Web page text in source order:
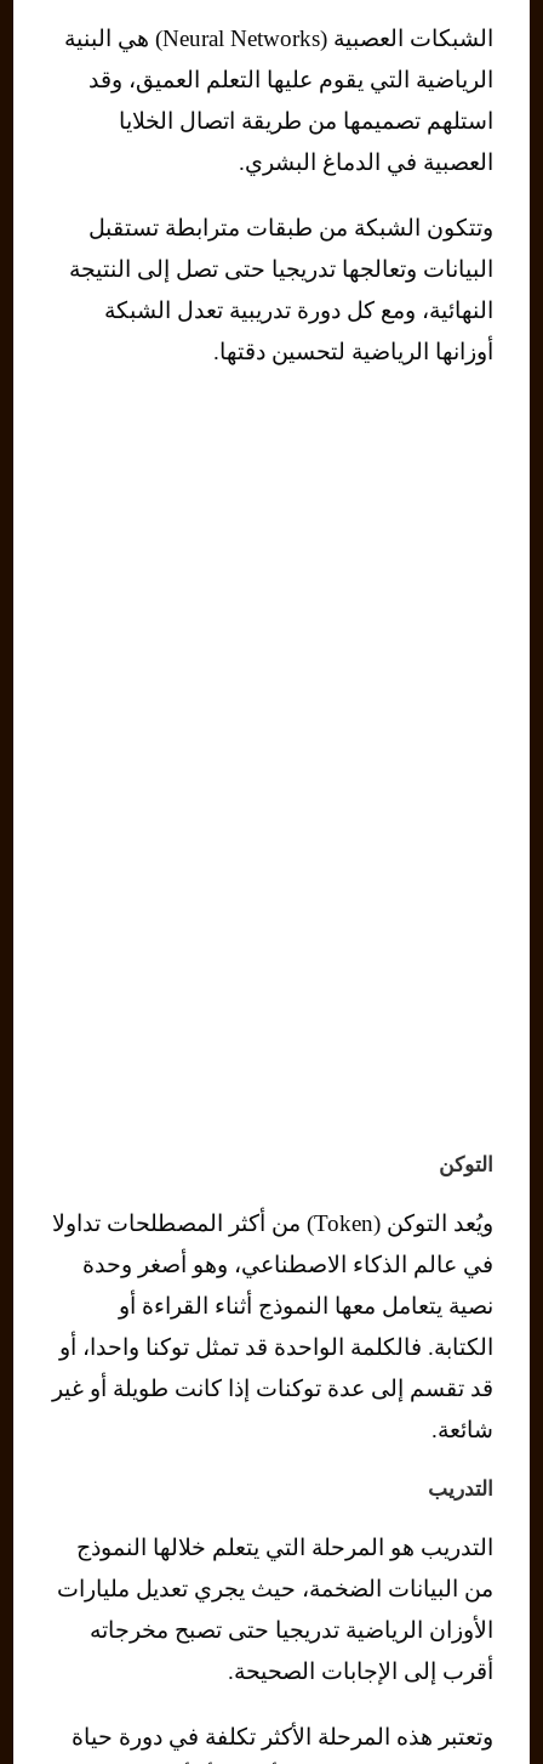
الشبكات العصبية (Neural Networks) هي البنية
الرياضية التي يقوم عليها التعلم العميق، وقد
استلهم تصميمها من طريقة اتصال الخلايا
العصبية في الدماغ البشري.
وتتكون الشبكة من طبقات مترابطة تستقبل
البيانات وتعالجها تدريجيا حتى تصل إلى النتيجة
النهائية، ومع كل دورة تدريبية تعدل الشبكة
أوزانها الرياضية لتحسين دقتها.
التوكن
ويُعد التوكن (Token) من أكثر المصطلحات تداولا
في عالم الذكاء الاصطناعي، وهو أصغر وحدة
نصية يتعامل معها النموذج أثناء القراءة أو
الكتابة. فالكلمة الواحدة قد تمثل توكنا واحدا، أو
قد تقسم إلى عدة توكنات إذا كانت طويلة أو غير
شائعة.
التدريب
التدريب هو المرحلة التي يتعلم خلالها النموذج
من البيانات الضخمة، حيث يجري تعديل مليارات
الأوزان الرياضية تدريجيا حتى تصبح مخرجاته
أقرب إلى الإجابات الصحيحة.
وتعتبر هذه المرحلة الأكثر تكلفة في دورة حياة